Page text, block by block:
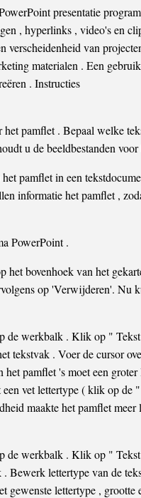
presentatie
, hyperlinks , video's en
verscheidenheid van
materialen . Een
. Instructies
het pamflet . Bepaal welke
u de beeldbestanden
pamflet in een
informatie het pamflet ,
PowerPoint .
het bovenhoek van het
op 'Verwijderen'. Nu
werkbalk . Klik op " Tekst
tekstvak . Voer de cursor
pamflet 's moet een
een vet lettertype ( klik op
maakte het pamflet
werkbalk . Klik op " Tekst
Bewerk lettertype van de
gewenste lettertype ,